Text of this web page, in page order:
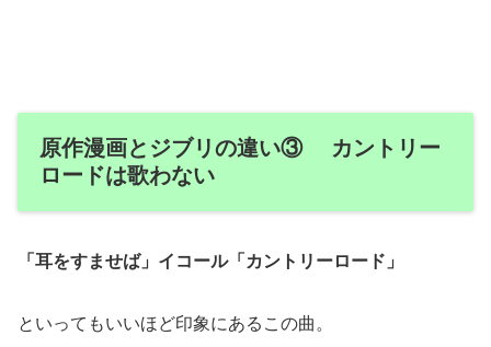
原作漫画とジブリの違い③ カントリー
ロードは歌わない
「耳をすませば」イコール「カントリーロード」
といってもいいほど印象にあるこの曲。